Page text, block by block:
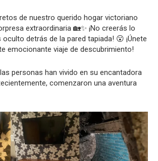
de nuestro querido hogar victoriano
extraordinaria 🏡✨ ¡No creerás lo
detrás de la pared tapiada! 😮 ¡Únete
emocionante viaje de descubrimiento!
personas han vivido en su encantadora
comenzaron una aventura